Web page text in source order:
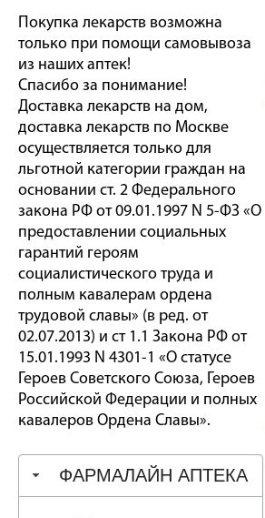
Покупка лекарств возможна
только при помощи самовывоза
из наших аптек!
Спасибо за понимание!
Доставка лекарств на дом,
доставка лекарств по Москве
осуществляется только для
льготной категории граждан на
основании ст. 2 Федерального
закона РФ от 09.01.1997 N 5-ФЗ «О
предоставлении социальных
гарантий героям
социалистического труда и
полным кавалерам ордена
трудовой славы» (в ред. от
02.07.2013) и ст 1.1 Закона РФ от
15.01.1993 N 4301-1 «О статусе
Героев Советского Союза, Героев
Российской Федерации и полных
кавалеров Ордена Славы».
ФАРМАЛАЙН АПТЕКА